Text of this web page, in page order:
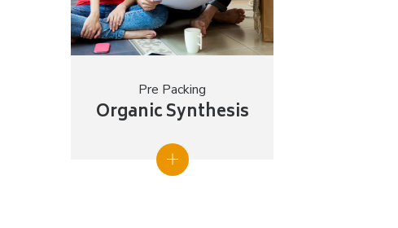
Pre Packing
Organic Synthesis